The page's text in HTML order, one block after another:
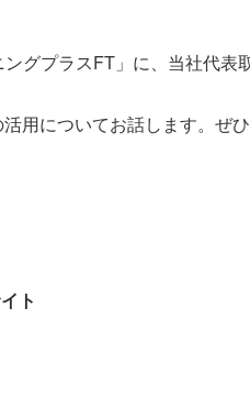
グプラスFT」に、当社代表
用についてお話します。ぜ
ト